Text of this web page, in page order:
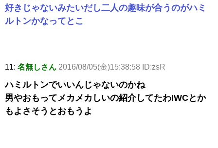
好きじゃないみたいだし二人の趣味が合うのがハミ
ルトンかなってとこ
11: 名無しさん 2016/08/05(金)15:38:58 ID:zsR
ハミルトンでいいんじゃないのかね
男やおもってメカメカしいの紹介してたわIWCとか
もよさそうとおもうよ